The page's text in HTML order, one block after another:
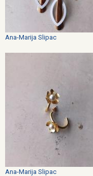
Ana-Marija Slipac
Ana-Marija Slipac